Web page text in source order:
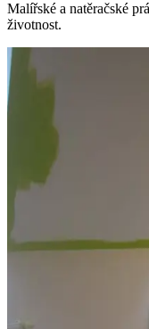
Malířské a natěračské
životnost.